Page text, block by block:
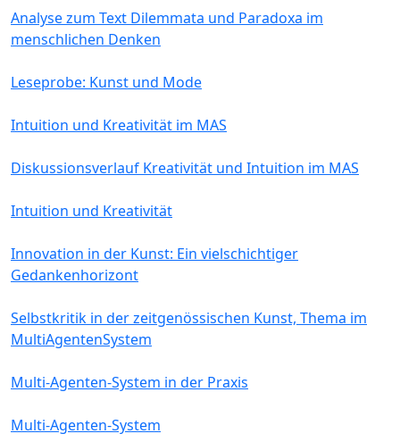
Analyse zum Text Dilemmata und Paradoxa im
menschlichen Denken
Leseprobe: Kunst und Mode
Intuition und Kreativität im MAS
Diskussionsverlauf Kreativität und Intuition im MAS
Intuition und Kreativität
Innovation in der Kunst: Ein vielschichtiger
Gedankenhorizont
Selbstkritik in der zeitgenössischen Kunst, Thema im
MultiAgentenSystem
Multi-Agenten-System in der Praxis
Multi-Agenten-System